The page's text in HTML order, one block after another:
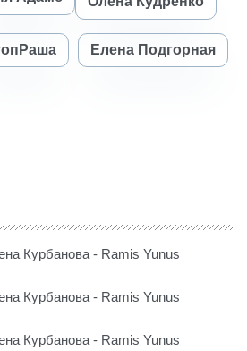
Елена Подгорная
Курбанова - Ramis Yunus
Курбанова - Ramis Yunus
Курбанова - Ramis Yunus